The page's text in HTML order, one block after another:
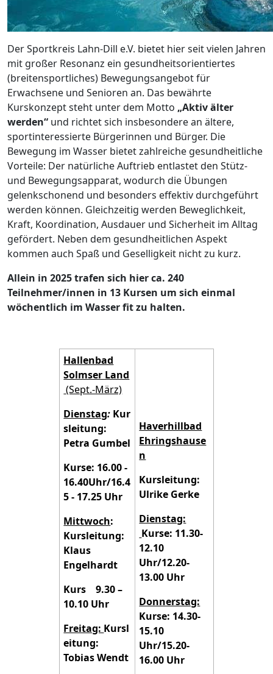
Der Sportkreis Lahn-Dill e.V. bietet hier seit vielen Jahren
mit großer Resonanz ein gesundheitsorientiertes
(breitensportliches) Bewegungsangebot für
Erwachsene und Senioren an. Das bewährte
Kurskonzept steht unter dem Motto „Aktiv älter
werden“ und richtet sich insbesondere an ältere,
sportinteressierte Bürgerinnen und Bürger. Die
Bewegung im Wasser bietet zahlreiche gesundheitliche
Vorteile: Der natürliche Auftrieb entlastet den Stütz-
und Bewegungsapparat, wodurch die Übungen
gelenkschonend und besonders effektiv durchgeführt
werden können. Gleichzeitig werden Beweglichkeit,
Kraft, Koordination, Ausdauer und Sicherheit im Alltag
gefördert. Neben dem gesundheitlichen Aspekt
kommen auch Spaß und Geselligkeit nicht zu kurz.
Allein in 2025 trafen sich hier ca. 240
Teilnehmer/innen in 13 Kursen um sich einmal
wöchentlich im Wasser fit zu halten.
Hallenbad
Solmser Land
(Sept.-März)
Dienstag: Kur
sleitung:
Petra Gumbel
Kurse: 16.00 -
16.40Uhr/16.4
5 - 17.25 Uhr
Mittwoch:
Kursleitung:
Klaus
Engelhardt
Kurs 9.30 –
10.10 Uhr
Freitag: Kursl
eitung:
Tobias Wendt
Haverhillbad
Ehringshause
n
Kursleitung:
Ulrike Gerke
Dienstag:
Kurse: 11.30-
12.10
Uhr/12.20-
13.00 Uhr
Donnerstag:
Kurse: 14.30-
15.10
Uhr/15.20-
16.00 Uhr